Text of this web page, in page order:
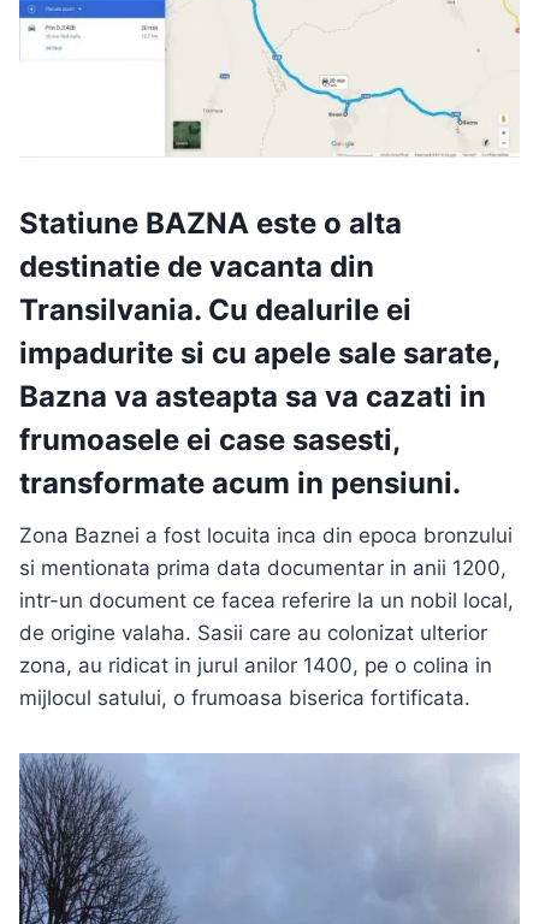
Statiune BAZNAeste o alta
destinatie de vacanta din
Transilvania. Cu dealurile ei
impadurite si cu apele sale sarate,
Bazna va asteapta sa va cazati in
frumoasele ei case sasesti,
transformate acum in pensiuni.
Zona Baznei a fost locuita inca din epoca bronzului
si mentionata prima data documentar in anii 1200,
intr-un document ce facea referire la un nobil local,
de origine valaha. Sasii care au colonizat ulterior
zona, au ridicat in jurul anilor 1400, pe o colina in
mijlocul satului, o frumoasa biserica fortificata.